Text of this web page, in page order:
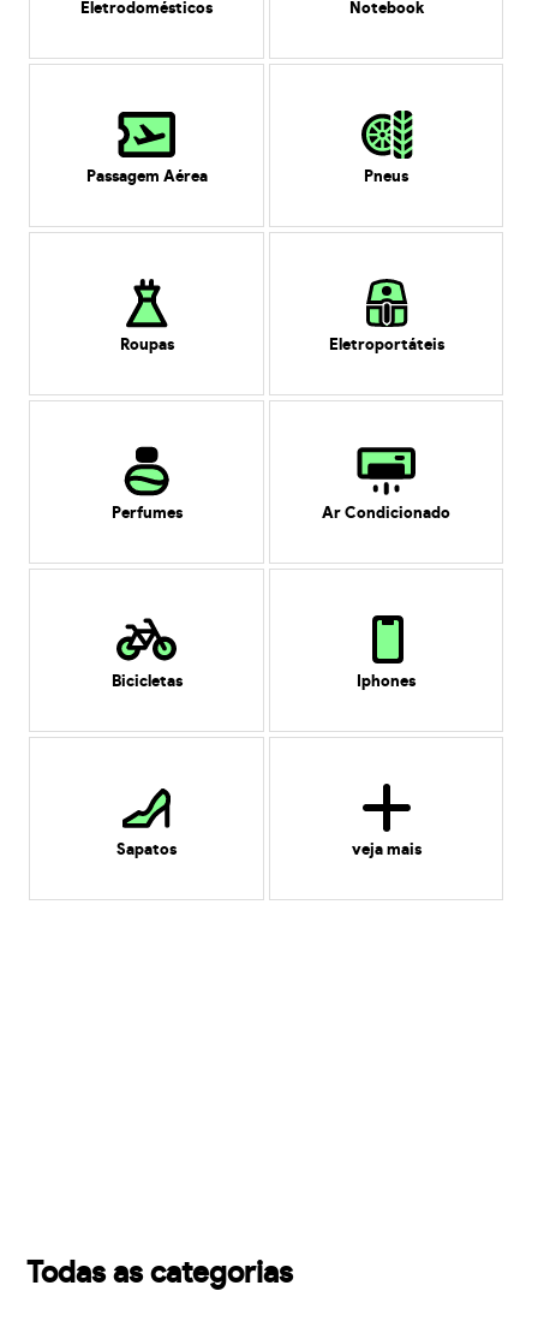
Eletrodomésticos Notebook
Passagem Aérea Pneus
Roupas Eletroportáteis
Perfumes Ar Condicionado
Bicicletas Iphones
Sapatos veja mais
Todas as categorias